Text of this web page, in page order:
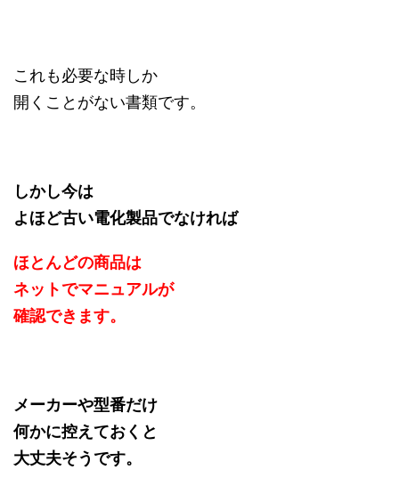
これも必要な時しか
開くことがない書類です。
しかし今は
よほど古い電化製品でなければ
ほとんどの商品は
ネットでマニュアルが
確認できます。
メーカーや型番だけ
何かに控えておくと
大丈夫そうです。